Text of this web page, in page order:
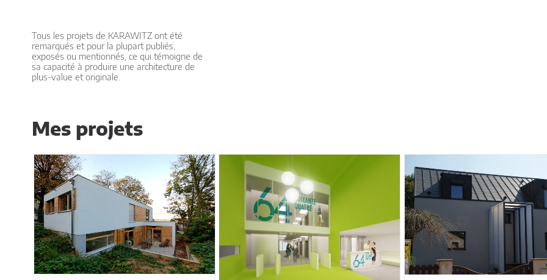
Tous les projets de KARAWITZ ont été
remarqués et pour la plupart publiés,
exposés ou mentionnés, ce qui témoigne de
sa capacité à produire une architecture de
plus-value et originale.
Mes projets